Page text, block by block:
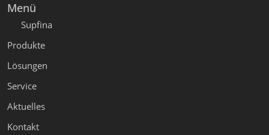
Menü
Supfina
Produkte
Lösungen
Service
Aktuelles
Kontakt